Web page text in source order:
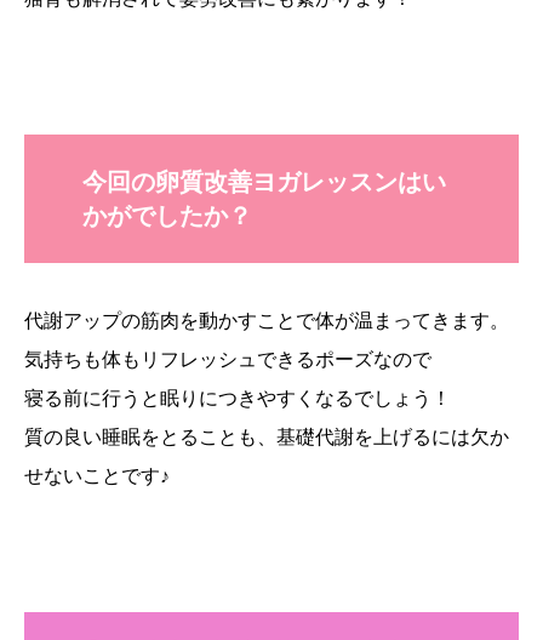
今回の卵質改善ヨガレッスンはい
かがでしたか？
代謝アップの筋肉を動かすことで体が温まってきます。
気持ちも体もリフレッシュできるポーズなので
寝る前に行うと眠りにつきやすくなるでしょう！
質の良い睡眠をとることも、基礎代謝を上げるには欠か
せないことです♪